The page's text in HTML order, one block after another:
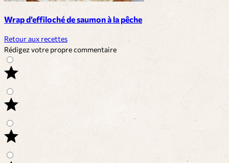
Wrap d’effiloché de saumon à la pêche
Retour aux recettes
Rédigez votre propre commentaire